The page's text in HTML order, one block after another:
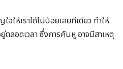
จให้เราได้ไม่น้อยเลยทีเดียว ทำให้
ตลอดเวลาซึ่งการคันหู อาจมีสาเหตุ